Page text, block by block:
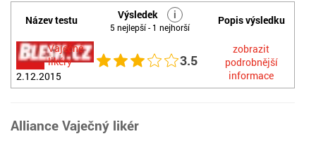
Název testu Výsledek i
5 nejlepší - 1 nejhorší
Popis výsledku
Vaječné
likéry
2.12.2015
3.5
zobrazit
podrobnější
informace
Alliance Vaječný likér